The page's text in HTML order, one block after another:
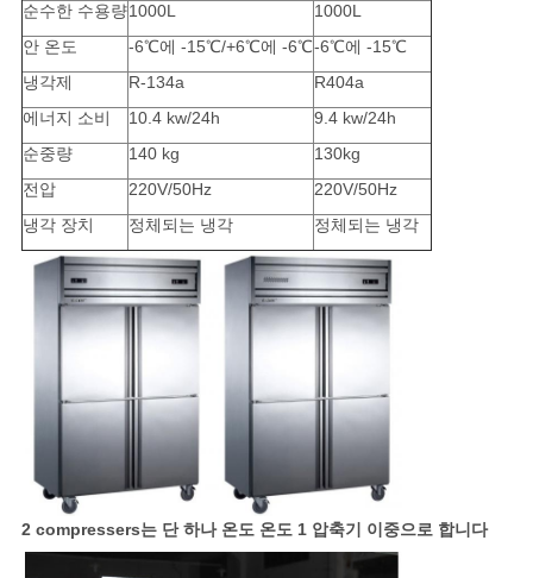
사
이
트
맵
PRIVACY
POLICY
순수한 수용량1000L
1000L
안 온도
-6℃에 -15℃/+6℃에 -6℃-6℃에 -15℃
냉각제
R-134a
R404a
에너지 소비
10.4 kw/24h
9.4 kw/24h
순중량
140 kg
130kg
전압
220V/50Hz
220V/50Hz
냉각 장치
정체되는 냉각 정체되는 냉각
2 compressers는 단 하나 온도 온도 1 압축기 이중으로 합니다